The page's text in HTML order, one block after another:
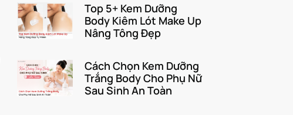
Top 5+ Kem Dưỡng
Body Kiêm Lót Make Up
Nâng Tông Đẹp
Cách Chọn Kem Dưỡng
Trắng Body Cho Phụ Nữ
Sau Sinh An Toàn